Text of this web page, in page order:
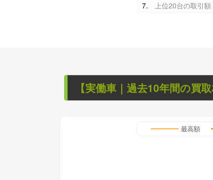
上位20台の取引額
【実働車｜過去10年間の買取
最高額